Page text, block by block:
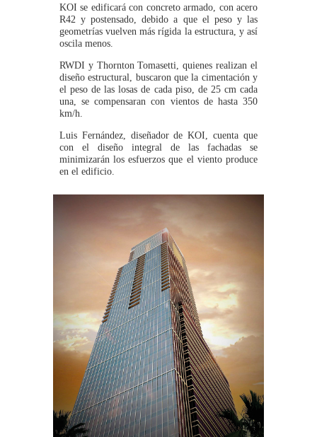
KOI se edificará con concreto armado, con acero
R42 y postensado, debido a que el peso y las
geometrías vuelven más rígida la estructura, y así
oscila menos.
RWDI y Thornton Tomasetti, quienes realizan el
diseño estructural, buscaron que la cimentación y
el peso de las losas de cada piso, de 25 cm cada
una, se compensaran con vientos de hasta 350
km/h.
Luis Fernández, diseñador de KOI, cuenta que
con el diseño integral de las fachadas se
minimizarán los esfuerzos que el viento produce
en el edificio.